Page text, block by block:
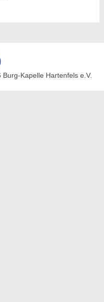
Kapelle Hartenfels e.V.